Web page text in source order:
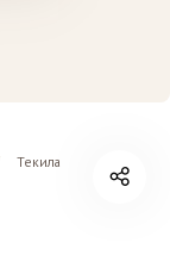
Текила